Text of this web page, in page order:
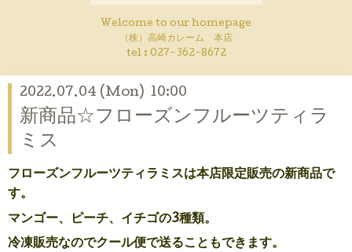
Welcome to our homepage
（株）高崎カレーム 本店
tel : 027-362-8672
2022.07.04 (Mon) 10:00
新商品☆フローズンフルーツティラ
ミス
フローズンフルーツティラミスは本店限定販売の新商品で
す。
マンゴー、ピーチ、イチゴの3種類。
冷凍販売なのでクール便で送ることもできます。